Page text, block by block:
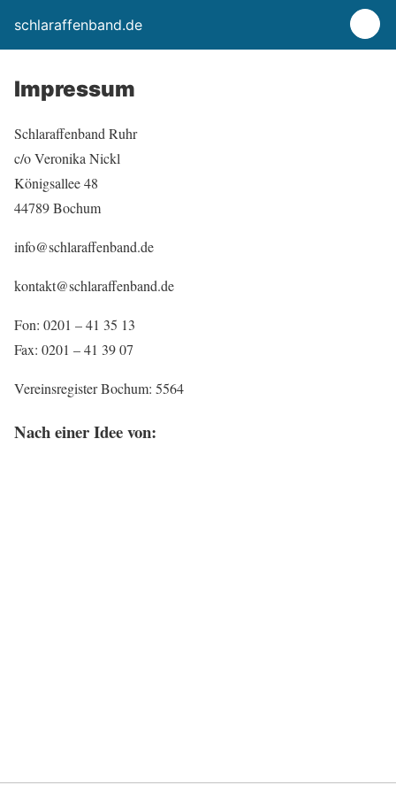
schlaraffenband.de
Impressum
Schlaraffenband Ruhr
c/o Veronika Nickl
Königsallee 48
44789 Bochum
info@schlaraffenband.de
kontakt@schlaraffenband.de
Fon: 0201 – 41 35 13
Fax: 0201 – 41 39 07
Vereinsregister Bochum: 5564
Nach einer Idee von: